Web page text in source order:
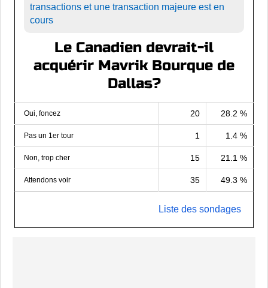
transactions et une transaction majeure est en
cours
Le Canadien devrait-il
acquérir Mavrik Bourque de
Dallas?
Oui, foncez 20 28.2 %
Pas un 1er tour 1 1.4 %
Non, trop cher 15 21.1 %
Attendons voir 35 49.3 %
Liste des sondages